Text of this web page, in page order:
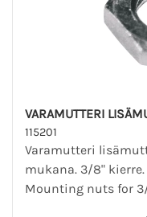
VARAMUTTERI
115201
Varamutteri
mukana. 3/8" kierre.
Mounting nuts for